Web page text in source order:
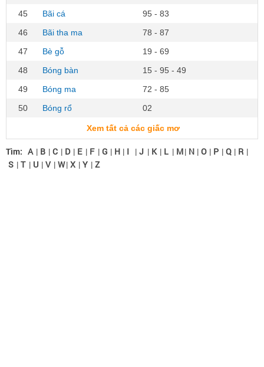
45
Bãi cá
95 - 83
46
Bãi tha ma
78 - 87
47
Bè gỗ
19 - 69
48
Bóng bàn
15 - 95 - 49
49
Bóng ma
72 - 85
50
Bóng rổ 02
Xem tất cả các giấc mơ
Tìm: A | B | C | D | E | F | G | H | I | J | K | L | M| N | O | P | Q | R |
S | T | U | V | W| X | Y | Z